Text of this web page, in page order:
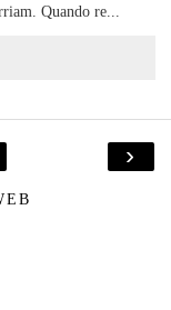
Quando re...
›